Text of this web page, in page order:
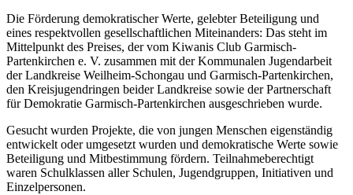
Die Förderung demokratischer Werte, gelebter Beteiligung und
eines respektvollen gesellschaftlichen Miteinanders: Das steht im
Mittelpunkt des Preises, der vom Kiwanis Club Garmisch-
Partenkirchen e. V. zusammen mit der Kommunalen Jugendarbeit
der Landkreise Weilheim-Schongau und Garmisch-Partenkirchen,
den Kreisjugendringen beider Landkreise sowie der Partnerschaft
für Demokratie Garmisch-Partenkirchen ausgeschrieben wurde.
Gesucht wurden Projekte, die von jungen Menschen eigenständig
entwickelt oder umgesetzt wurden und demokratische Werte sowie
Beteiligung und Mitbestimmung fördern. Teilnahmeberechtigt
waren Schulklassen aller Schulen, Jugendgruppen, Initiativen und
Einzelpersonen.